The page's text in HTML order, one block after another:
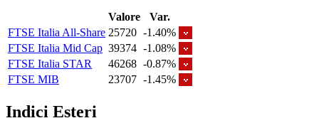
Valore
Var.
FTSE Italia All-Share 25720 -1.40%
FTSE Italia Mid Cap 39374 -1.08%
FTSE Italia STAR
46268 -0.87%
FTSE MIB
23707 -1.45%
Indici Esteri